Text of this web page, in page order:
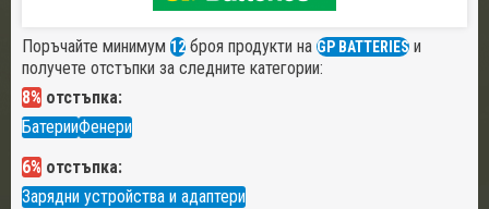
Поръчайте минимум 12 броя продукти на GP BATTERIES и
получете отстъпки за следните категории:
8% отстъпка:
БатерииФенери
6% отстъпка:
Зарядни устройства и адаптери